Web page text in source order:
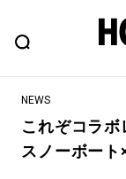
ヒップなファ
NEWS
これぞコラ
スノーボート